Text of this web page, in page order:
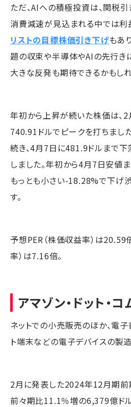
ただ、AIへの積極投資は、関税
消費減速が見込まれる中では利
リストの目標株価引き下げもあ
題の収束や半導体やAIの先行き
大きな反発も期待できるかもしれ
年初から上昇が続いた株価は、
740.91ドルでピークを打ちまし
続き、4月7日に481.9ドルまで
しました。年初から4月7日安値
もっとも小さい-18.28%で下げ
す。
予想PER（株価収益率）は20.59
率）は7.16倍。
アマゾン・ドット・コ
ネットでの小売販売のほか、電
ト端末などの電子デバイスの製
2月に発表した2024年12月期前
前々期比11.1％増の6,379億ド